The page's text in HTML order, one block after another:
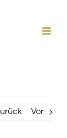
Vor